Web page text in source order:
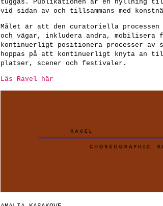
tuggas. Publikationen är en hyllning
vid sidan av och tillsammans med
Målet är att den curatoriella processen
och vägar, inkludera andra, mobilisera
kontinuerligt positionera processer av
hoppas på att kontinuerligt knyta an till
platser, scener och festivaler.
Läs Ravel här